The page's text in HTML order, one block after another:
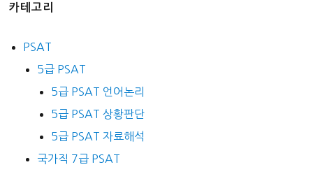
카테고리
PSAT
5급 PSAT
5급 PSAT 언어논리
5급 PSAT 상황판단
5급 PSAT 자료해석
국가직 7급 PSAT